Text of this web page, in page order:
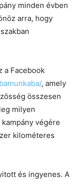
minden évben
arra, hogy
a Facebook
, amely
összesen
milyen
végére
kilométeres
és ingyenes. A